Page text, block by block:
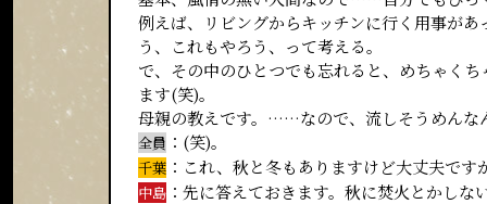
例えば、リビングからキッチンに行く用事が
う、これもやろう、って考える。
で、その中のひとつでも忘れると、めちゃく
ます(笑)。
母親の教えです。……なので、流しそうめんな
全員 ：(笑)。
千葉 ：これ、秋と冬もありますけど大丈夫です
中島 ：先に答えておきます。秋に焚火とかし